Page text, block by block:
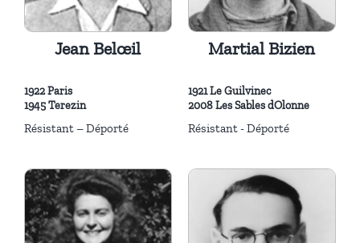
Jean Belœil
1922 Paris
1945 Terezin
Résistant – Déporté
Martial Bizien
1921 Le Guilvinec
2008 Les Sables dOlonne
Résistant - Déporté